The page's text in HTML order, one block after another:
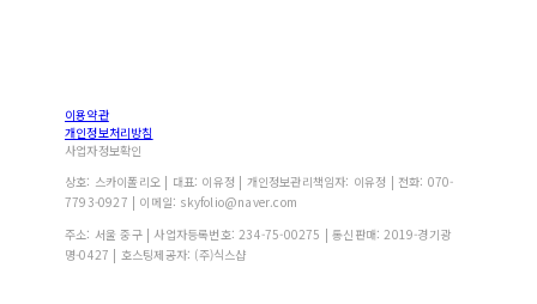
이용약관
개인정보처리방침
사업자정보확인
상호: 스카이폴리오 | 대표: 이유정 | 개인정보관리책임자: 이유정 | 전화: 070-
7793-0927 | 이메일: skyfolio@naver.com
주소: 서울 중구 | 사업자등록번호: 234-75-00275 | 통신판매: 2019-경기광
명-0427 | 호스팅제공자: (주)식스샵